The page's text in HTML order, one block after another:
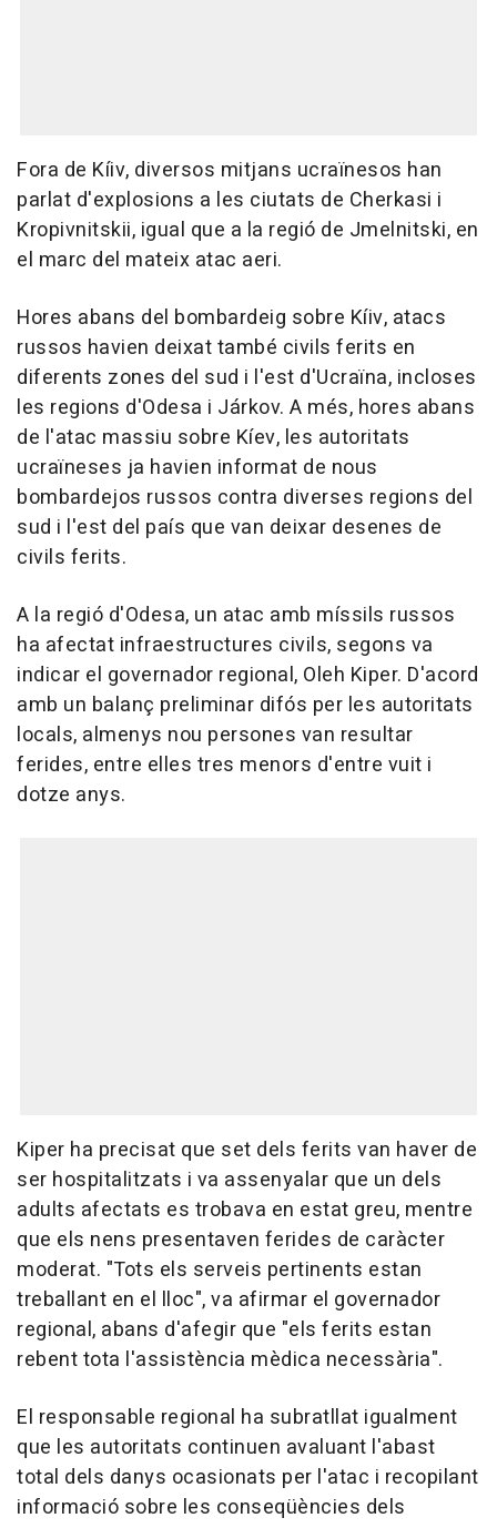
Fora de Kíiv, diversos mitjans ucraïnesos han
parlat d'explosions a les ciutats de Cherkasi i
Kropivnitskii, igual que a la regió de Jmelnitski, en
el marc del mateix atac aeri.
Hores abans del bombardeig sobre Kíiv, atacs
russos havien deixat també civils ferits en
diferents zones del sud i l'est d'Ucraïna, incloses
les regions d'Odesa i Járkov. A més, hores abans
de l'atac massiu sobre Kíev, les autoritats
ucraïneses ja havien informat de nous
bombardejos russos contra diverses regions del
sud i l'est del país que van deixar desenes de
civils ferits.
A la regió d'Odesa, un atac amb míssils russos
ha afectat infraestructures civils, segons va
indicar el governador regional, Oleh Kiper. D'acord
amb un balanç preliminar difós per les autoritats
locals, almenys nou persones van resultar
ferides, entre elles tres menors d'entre vuit i
dotze anys.
Kiper ha precisat que set dels ferits van haver de
ser hospitalitzats i va assenyalar que un dels
adults afectats es trobava en estat greu, mentre
que els nens presentaven ferides de caràcter
moderat. "Tots els serveis pertinents estan
treballant en el lloc", va afirmar el governador
regional, abans d'afegir que "els ferits estan
rebent tota l'assistència mèdica necessària".
El responsable regional ha subratllat igualment
que les autoritats continuen avaluant l'abast
total dels danys ocasionats per l'atac i recopilant
informació sobre les conseqüències dels